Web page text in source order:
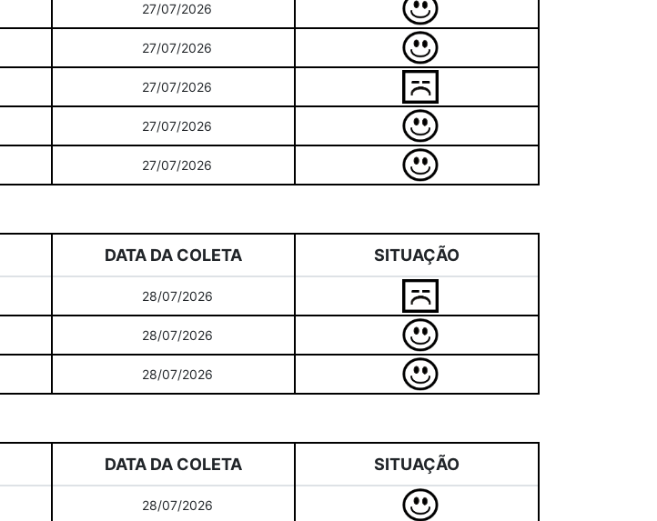
27/07/2026
27/07/2026
27/07/2026
27/07/2026
27/07/2026
DATA DA COLETA SITUAÇÃO
28/07/2026
28/07/2026
28/07/2026
DATA DA COLETA SITUAÇÃO
28/07/2026